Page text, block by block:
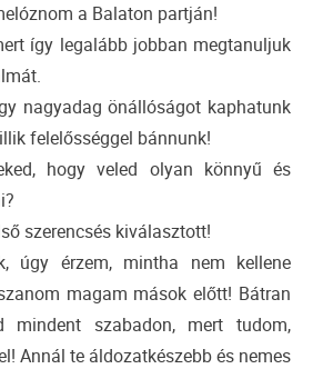
a Balaton partján!
így legalább jobban megtanuljuk
nagyadag önállóságot kaphatunk
felelősséggel bánnunk!
hogy veled olyan könnyű és
szerencsés kiválasztott!
úgy érzem, mintha nem kellene
magam mások előtt! Bátran
mindent szabadon, mert tudom,
Annál te áldozatkészebb és nemes